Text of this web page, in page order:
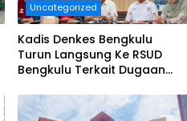
Uncategorized
Kadis Denkes Bengkulu
Turun Langsung Ke RSUD
Bengkulu Terkait Dugaan